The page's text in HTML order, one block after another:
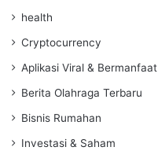
health
Cryptocurrency
Aplikasi Viral & Bermanfaat
Berita Olahraga Terbaru
Bisnis Rumahan
Investasi & Saham